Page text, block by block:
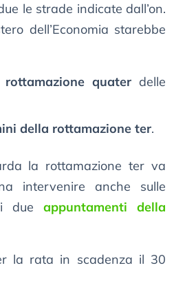
le strade indicate dall’on.
dell’Economia starebbe
rottamazione quater delle
della rottamazione ter.
la rottamazione ter va
intervenire anche sulle
due appuntamenti della
la rata in scadenza il 30